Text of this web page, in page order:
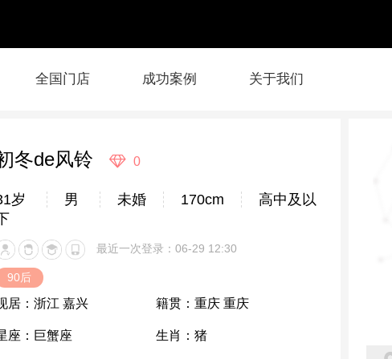
全国门店 成功案例 关于我们
冬de风铃 0
岁 男 未婚 170cm
高中及以
最近一次登录：06-29 12:30
90后
居： 浙江 嘉兴 籍贯： 重庆 重庆
座： 巨蟹座 生肖： 猪